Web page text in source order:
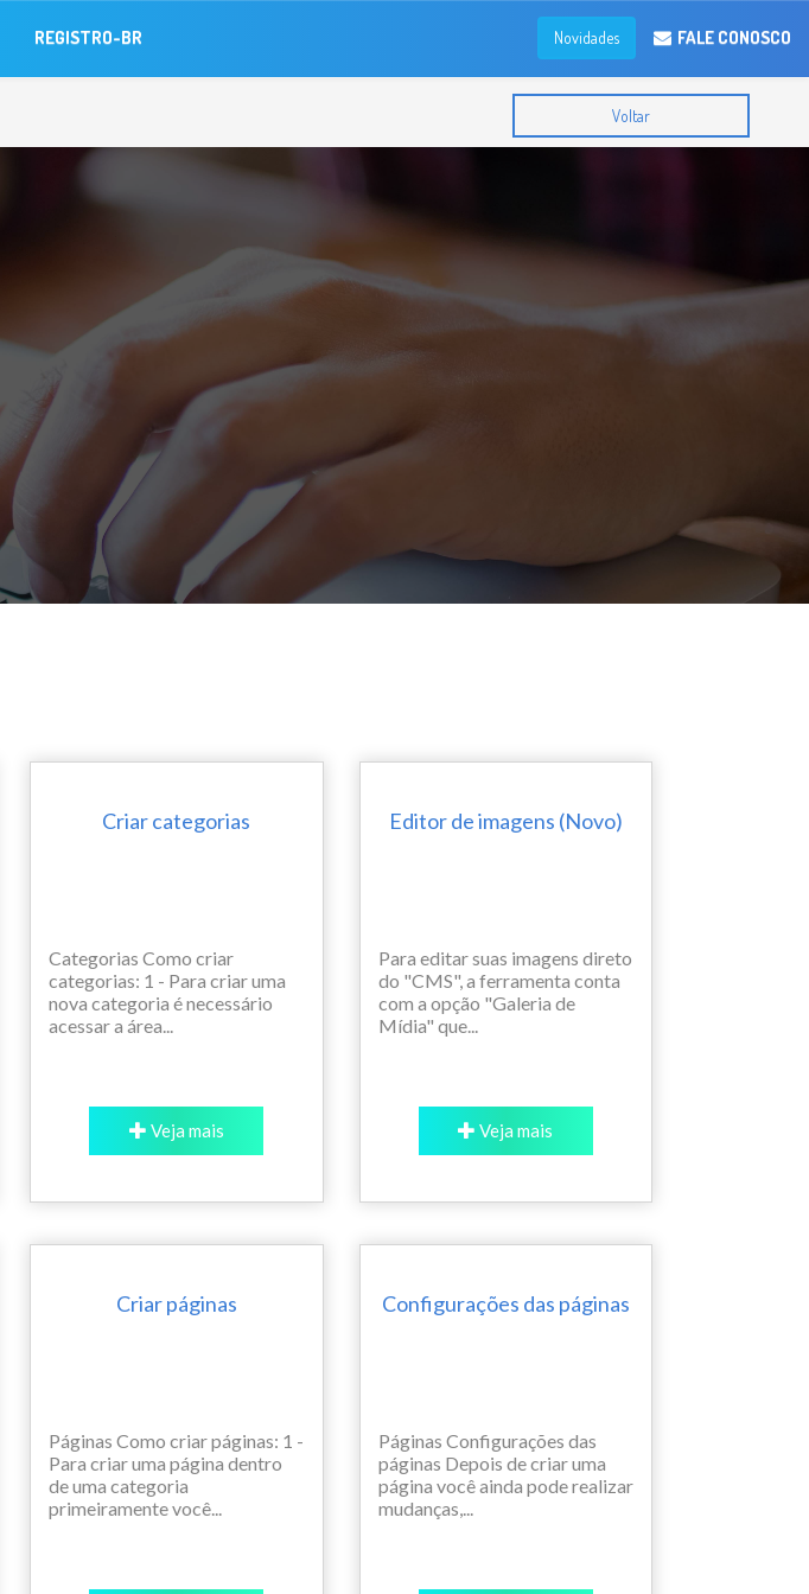
REGISTRO-BR Novidades FALE CONOSCO
Voltar
Criar categorias
Categorias Como criar
categorias: 1 - Para criar uma
nova categoria é necessário
acessar a área...
Veja mais
Editor de imagens (Novo)
Para editar suas imagens direto
do "CMS", a ferramenta conta
com a opção "Galeria de
Mídia" que...
Veja mais
Criar páginas
Páginas Como criar páginas: 1 -
Para criar uma página dentro
de uma categoria
primeiramente você...
Configurações das páginas
Páginas Configurações das
páginas Depois de criar uma
página você ainda pode realizar
mudanças,...